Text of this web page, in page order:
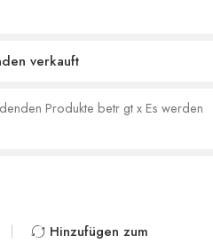
verkauft
Produkte betr gt x Es werden
Hinzufügen zum